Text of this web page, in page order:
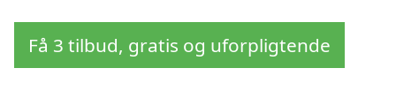
Få 3 tilbud, gratis og uforpligtende